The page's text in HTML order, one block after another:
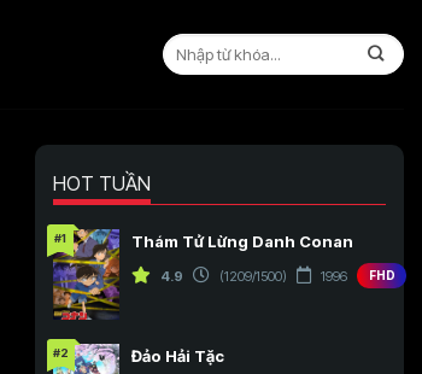
HOT TUẦN
#1 Thám Tử Lừng Danh Conan
4.9 (1209/1500) 1996 FHD
#2 Đảo Hải Tặc